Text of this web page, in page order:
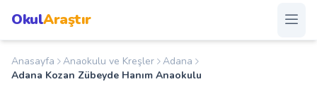
OkulAraştır
Anasayfa
Anasayfa Anaokulu ve Kreşler
Adana
Adana Kozan Zübeyde Hanım Anaokulu